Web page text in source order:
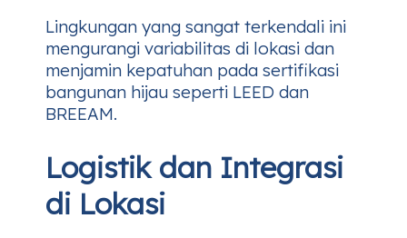
Lingkungan yang sangat terkendali ini
mengurangi variabilitas di lokasi dan
menjamin kepatuhan pada sertifikasi
bangunan hijau seperti LEED dan
BREEAM.
Logistik dan Integrasi
di Lokasi